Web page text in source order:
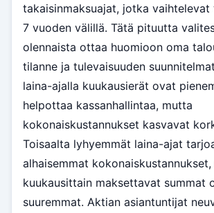
takaisinmaksuajat, jotka vaihtelevat
7 vuoden välillä. Tätä pituutta
olennaista ottaa huomioon oma
tilanne ja tulevaisuuden
laina-ajalla kuukausierät ovat
helpottaa kassanhallintaa, mutta
kokonaiskustannukset kasvavat
Toisaalta lyhyemmät laina-ajat
alhaisemmat
kuukausittain maksettavat summat
suuremmat. Aktian asiantuntijat